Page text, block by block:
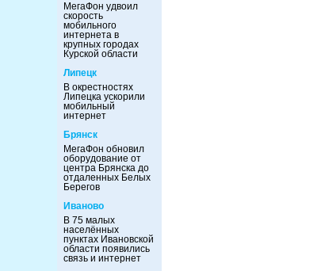
МегаФон удвоил
скорость
мобильного
интернета в
крупных городах
Курской области
Липецк
В окрестностях
Липецка ускорили
мобильный
интернет
Брянск
МегаФон обновил
оборудование от
центра Брянска до
отдаленных Белых
Берегов
Иваново
В 75 малых
населённых
пунктах Ивановской
области появились
связь и интернет